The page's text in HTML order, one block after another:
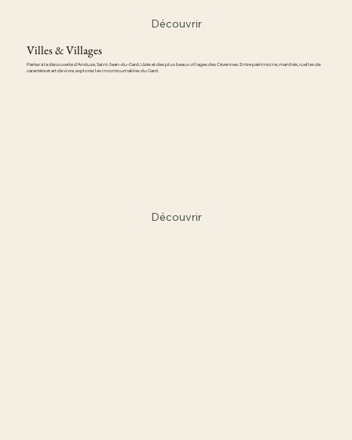
Découvrir
Villes & Villages
Partez à la découverte d'Anduze, Saint-Jean-du-Gard, Uzès et des plus beaux villages des Cévennes. Entre patrimoine, marchés, ruelles de
caractère et art de vivre, explorez les incontournables du Gard.
Découvrir